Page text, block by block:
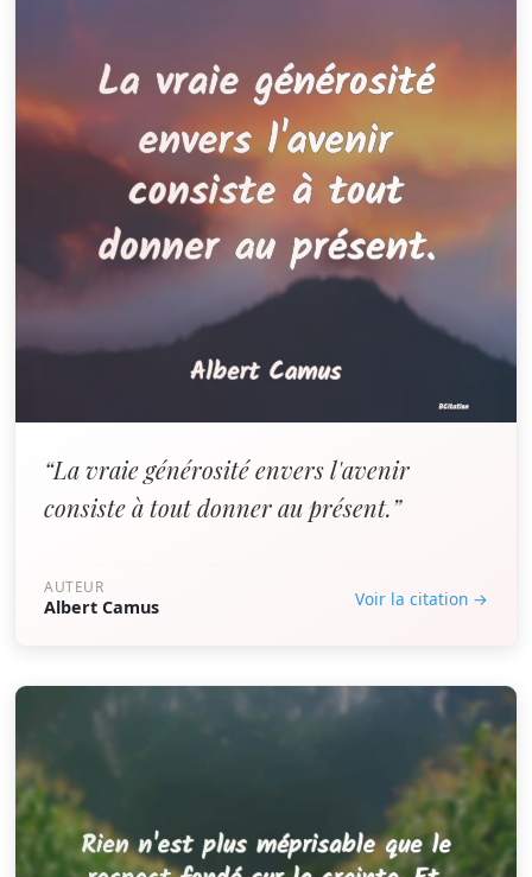
“La vraie générosité envers l'avenir
consiste à tout donner au présent.”
AUTEUR
Albert Camus Voir la citation →